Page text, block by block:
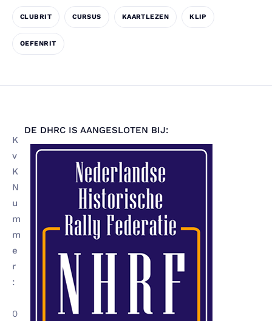
CLUBRIT CURSUS KAARTLEZEN KLIP
OEFENRIT
K
v
K
N
u
m
m
e
r
:
0
DE DHRC IS AANGESLOTEN BIJ: